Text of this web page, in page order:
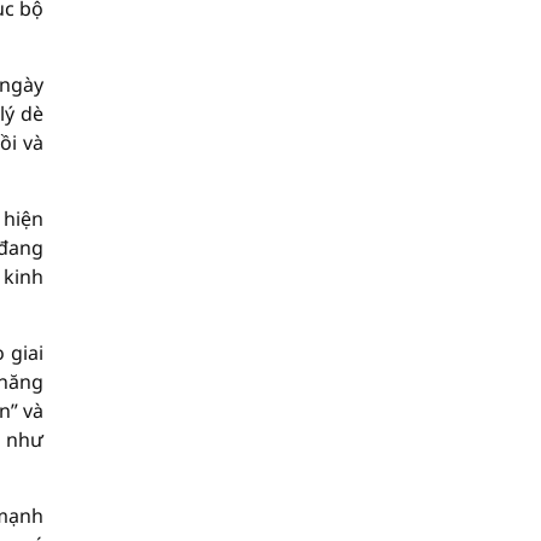
bộ
dè
và
giai
và
như